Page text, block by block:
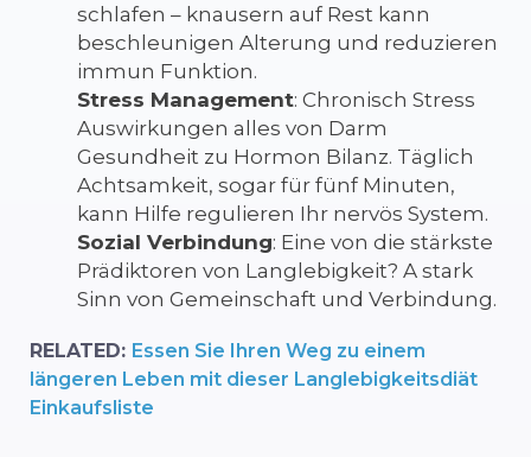
schlafen – knausern auf Rest kann
beschleunigen Alterung und reduzieren
immun Funktion.
Stress Management: Chronisch Stress
Auswirkungen alles von Darm
Gesundheit zu Hormon Bilanz. Täglich
Achtsamkeit, sogar für fünf Minuten,
kann Hilfe regulieren Ihr nervös System.
Sozial Verbindung: Eine von die stärkste
Prädiktoren von Langlebigkeit? A stark
Sinn von Gemeinschaft und Verbindung.
RELATED: Essen Sie Ihren Weg zu einem
längeren Leben mit dieser Langlebigkeitsdiät
Einkaufsliste